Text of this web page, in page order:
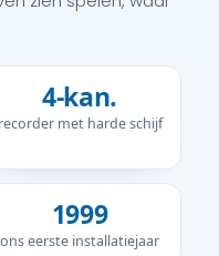
4-kan.
recorder met harde schijf
1999
ons eerste installatiejaar